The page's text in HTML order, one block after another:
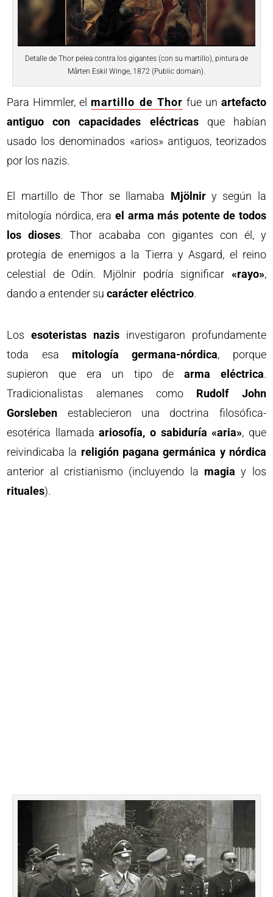
Detalle de Thor pelea contra los gigantes (con su martillo), pintura de
Mårten Eskil Winge, 1872 (Public domain).
Para Himmler, el martillo de Thor fue un artefacto
antiguo con capacidades eléctricasque habían
usado los denominados «arios» antiguos, teorizados
por los nazis.
El martillo de Thor se llamaba Mjölniry según la
mitología nórdica, era el arma más potente de todos
los dioses. Thor acababa con gigantes con él, y
protegía de enemigos a la Tierra y Asgard, el reino
celestial de Odín. Mjölnir podría significar «rayo»,
dando a entender sucarácter eléctrico.
Losesoteristas nazis investigaron profundamente
toda esa mitología germana-nórdica, porque
supieron que era un tipo dearma eléctrica.
Tradicionalistas alemanes como Rudolf John
Gorsleben establecieron una doctrina filosófica-
esotérica llamadaariosofía, o sabiduría «aria», que
reivindicaba la religión pagana germánica y nórdica
anterior al cristianismo (incluyendo la magia y los
rituales).